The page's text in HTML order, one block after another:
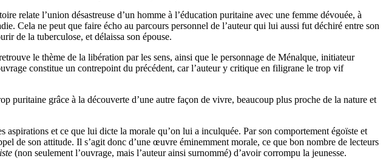
relate l’union désastreuse d’un homme à l’éducation puritaine avec une femme dévouée, à
Cela ne peut que faire écho au parcours personnel de l’auteur qui lui aussi fut déchiré entre son
de la tuberculose, et délaissa son épouse.
le thème de la libération par les sens, ainsi que le personnage de Ménalque, initiateur
constitue un contrepoint du précédent, car l’auteur y critique en filigrane le trop vif
puritaine grâce à la découverte d’une autre façon de vivre, beaucoup plus proche de la nature et
et ce que lui dicte la morale qu’on lui a inculquée. Par son comportement égoïste et
de son attitude. Il s’agit donc d’une œuvre éminemment morale, ce que bon nombre de lecteurs
(non seulement l’ouvrage, mais l’auteur ainsi surnommé) d’avoir corrompu la jeunesse.